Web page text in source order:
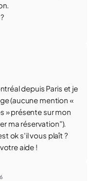
depuis Paris et je
(aucune mention «
» présente sur mon
ma réservation").
ok s'il vous plaît ?
aide !